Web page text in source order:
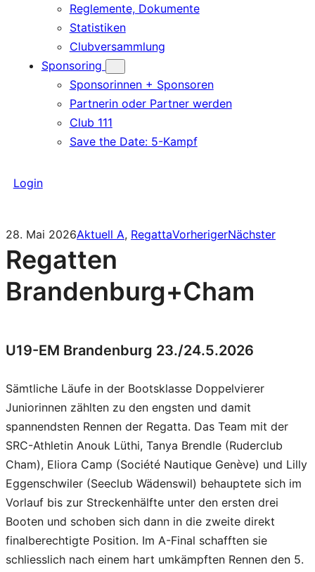
Reglemente, Dokumente
Statistiken
Clubversammlung
Sponsoring
Sponsorinnen + Sponsoren
Partnerin oder Partner werden
Club 111
Save the Date: 5-Kampf
Login
28. Mai 2026Aktuell A, RegattaVorherigerNächster
Regatten
Brandenburg+Cham
U19-EM Brandenburg 23./24.5.2026
Sämtliche Läufe in der Bootsklasse Doppelvierer
Juniorinnen zählten zu den engsten und damit
spannendsten Rennen der Regatta. Das Team mit der
SRC-Athletin Anouk Lüthi, Tanya Brendle (Ruderclub
Cham), Eliora Camp (Société Nautique Genève) und Lilly
Eggenschwiler (Seeclub Wädenswil) behauptete sich im
Vorlauf bis zur Streckenhälfte unter den ersten drei
Booten und schoben sich dann in die zweite direkt
finalberechtigte Position. Im A-Final schafften sie
schliesslich nach einem hart umkämpften Rennen den 5.